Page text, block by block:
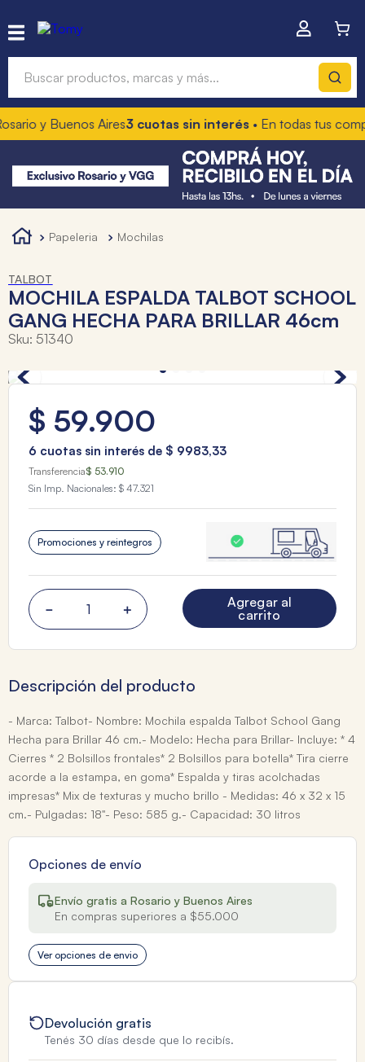
y Buenos Aires3 cuotas sin interés• En todas tus compras
papeleria mochilas
TALBOT
MOCHILA ESPALDA TALBOT SCHOOL
GANG HECHA PARA BRILLAR 46cm
Sku: 51340
$ 59.900
6 cuotas sin interés de $ 9983,33
Transferencia$ 53.910
Sin Imp. Nacionales: $ 47.321
Promociones y reintegros
＋
－
Agregar al
carrito
Descripción del producto
- Marca: Talbot- Nombre: Mochila espalda Talbot School Gang
Hecha para Brillar 46 cm.- Modelo: Hecha para Brillar- Incluye: * 4
Cierres * 2 Bolsillos frontales* 2 Bolsillos para botella* Tira cierre
acorde a la estampa, en goma* Espalda y tiras acolchadas
impresas* Mix de texturas y mucho brillo - Medidas: 46 x 32 x 15
cm.- Pulgadas: 18"- Peso: 585 g.- Capacidad: 30 litros
Opciones de envío
Envío gratis a Rosario y Buenos Aires
En compras superiores a $55.000
Ver opciones de envio
Devolución gratis
Tenés 30 días desde que lo recibís.
Términos más buscados
1.
hot wheels
3